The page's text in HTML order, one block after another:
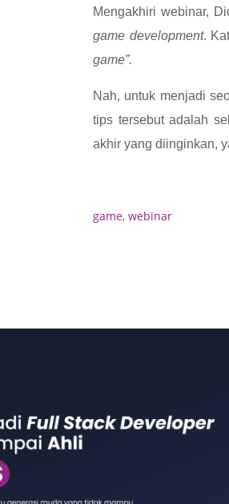
Mengakhiri webinar,
game development.
game”.
Nah, untuk menjadi
tips tersebut adalah
akhir yang diinginkan,
game, webinar